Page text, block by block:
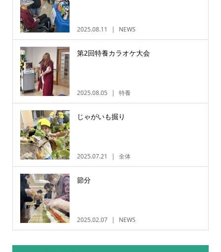
2025.08.11 NEWS
第2回特養カラオケ大会
2025.08.05 特養
じゃがいも掘り
2025.07.21 全体
節分
2025.02.07 NEWS